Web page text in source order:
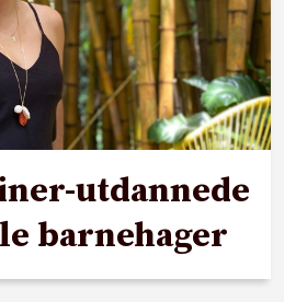
utdannede
barnehager